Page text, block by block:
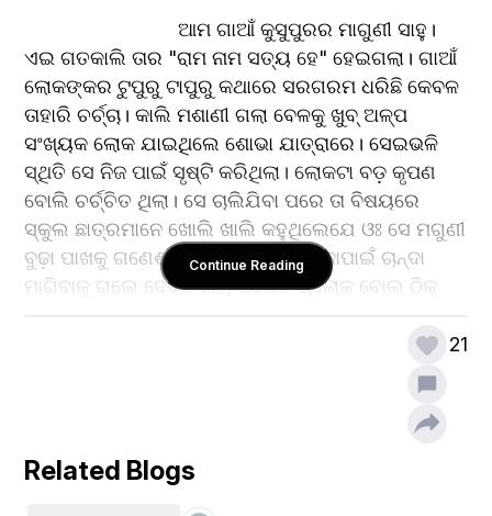
                            ଆମ ଗାଆଁ କୁସୁପୁରର ମାଗୁଣୀ ସାହୁ।
ଏଇ ଗତକାଲି ତାର "ରାମ ନାମ ସତ୍ୟ ହେ" ହେଇଗଲା। ଗାଆଁ
ଲୋକଙ୍କର ଟୁପୁରୁ ଟାପୁରୁ କଥାରେ ସରଗରମ ଧରିଛି କେବଳ
ତାହାରି ଚର୍ଚ୍ଚା। କାଲି ମଶାଣୀ ଗଲା ବେଳକୁ ଖୁବ୍ ଅଳ୍ପ
ସଂଖ୍ୟକ ଲୋକ ଯାଇଥିଲେ ଶୋଭା ଯାତ୍ରାରେ। ସେଇଭଳି
ସ୍ଥିତି ସେ ନିଜ ପାଇଁ ସୃଷ୍ଟି କରିଥିଲା। ଲୋକଟା ବଡ଼ କୃପଣ
ବୋଲି ଚର୍ଚ୍ଚିତ ଥିଲା। ସେ ଚାଲିଯିବା ପରେ ତା ବିଷୟରେ
ସ୍କୁଲ ଛାତ୍ରମାନେ ଖୋଲି ଖାଲି କହୁଥିଲେଯେ ଓଃ ସେ ମଗୁଣୀ
ବୁଢ଼ା ପାଖକୁ ଗଣେଶ ପୂଜା ଓ ସରସ୍ଵତୀ ପୂଜାପାଇଁ ଚାନ୍ଦା
ମାଗିବାକୁ ଗଲେ ଦେବତ ନାହିଁ, ଓଲୋଟି ଶ୍ଲୋକ ବୋଲ ଠିକ୍
କରୁଥିଲେ ଯେ ବୁଢ଼ାର ନଜରଟା ଭାରି ଖରାପ। ବୁଢ଼ୀ ସିନା ନାହିଁ,
କିନ୍ତୁ ଘୁରି ଘୁରି ସମସ୍ତଙ୍କୁ ଚାହୁଁଥିବ ଭିନ୍ନ ଏକ ନଜରରେ।
ଲୋକେ କହୁଥିଲେ ଗାଆଁରେ ପୂଜା ପରବରେ ପଇସାଟିଏ
Continue Reading
21
Related Blogs